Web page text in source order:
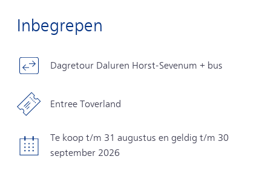
Inbegrepen
Dagretour Daluren Horst-Sevenum + bus
Entree Toverland
Te koop t/m 31 augustus en geldig t/m 30
september 2026